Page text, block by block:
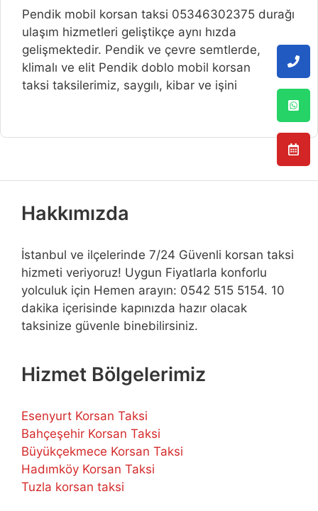
Pendik mobil korsan taksi 05346302375 durağı
ulaşım hizmetleri geliştikçe aynı hızda
gelişmektedir. Pendik ve çevre semtlerde,
klimalı ve elit Pendik doblo mobil korsan
taksi taksilerimiz, saygılı, kibar ve işini
Hakkımızda
İstanbul ve ilçelerinde 7/24 Güvenli korsan taksi
hizmeti veriyoruz! Uygun Fiyatlarla konforlu
yolculuk için Hemen arayın: 0542 515 5154. 10
dakika içerisinde kapınızda hazır olacak
taksinize güvenle binebilirsiniz.
Hizmet Bölgelerimiz
Esenyurt Korsan Taksi
Bahçeşehir Korsan Taksi
Büyükçekmece Korsan Taksi
Hadımköy Korsan Taksi
Tuzla korsan taksi